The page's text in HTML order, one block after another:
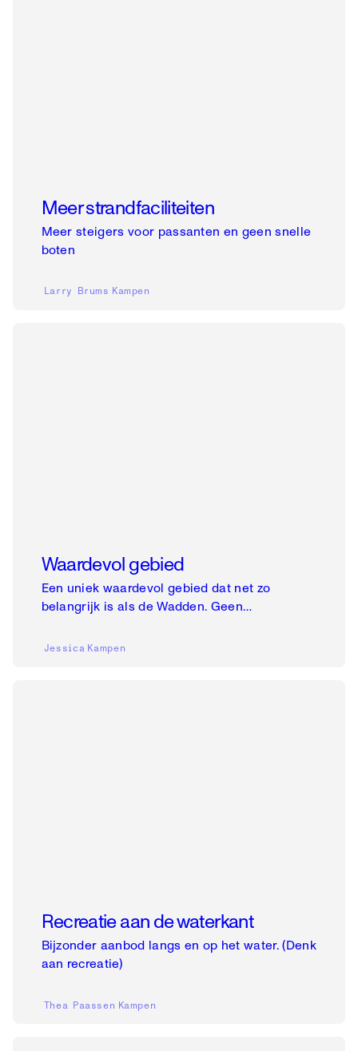
Meer strandfaciliteiten
Meer steigers voor passanten en geen snelle
boten
Larry Brums Kampen
Waardevol gebied
Een uniek waardevol gebied dat net zo
belangrijk is als de Wadden. Geen
Jessica Kampen
Recreatie aan de waterkant
Bijzonder aanbod langs en op het water. (Denk
aan recreatie)
Thea Paassen Kampen